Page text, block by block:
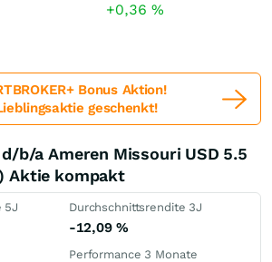
+0,36 %
Bonus Aktion!
geschenkt!
b/a Ameren Missouri USD 5.5
Aktie kompakt
5J Durchschnittsrendite 3J
-12,09 %
Performance 3 Monate